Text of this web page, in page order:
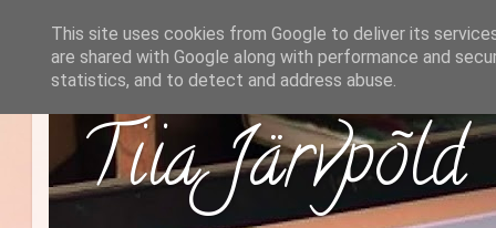
Tiia Järvpõld
This site uses cookies from Google to deliver its
are shared with Google along with performance and
statistics, and to detect and address abuse.